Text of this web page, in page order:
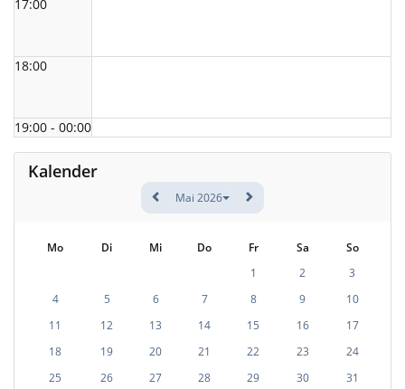
17:00
18:00
19:00 - 00:00
Kalender
Mai 2026
Mo Di Mi Do Fr Sa
So
1
2
3
4
5 6 7 8 9
10
11
12 13 14 15 16
17
18
19 20 21 22 23
24
25
26 27 28 29 30 31